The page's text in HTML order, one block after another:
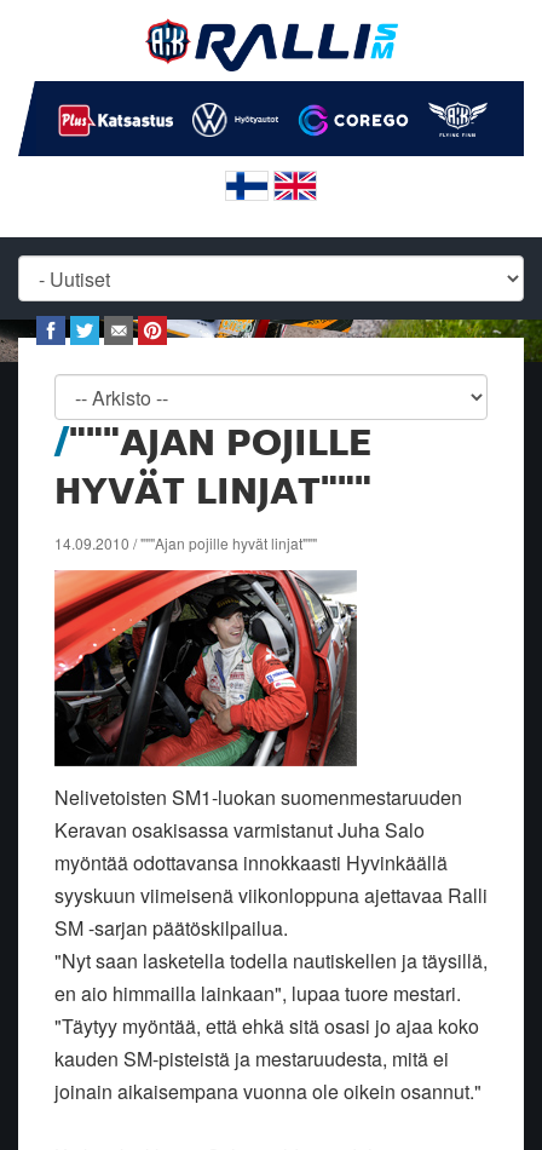
"""AJAN POJILLE
HYVÄT LINJAT"""
14.09.2010 / """Ajan pojille hyvät linjat"""
Nelivetoisten SM1-luokan suomenmestaruuden
Keravan osakisassa varmistanut Juha Salo
myöntää odottavansa innokkaasti Hyvinkäällä
syyskuun viimeisenä viikonloppuna ajettavaa Ralli
SM -sarjan päätöskilpailua.
"Nyt saan lasketella todella nautiskellen ja täysillä,
en aio himmailla lainkaan", lupaa tuore mestari.
"Täytyy myöntää, että ehkä sitä osasi jo ajaa koko
kauden SM-pisteistä ja mestaruudesta, mitä ei
joinain aikaisempana vuonna ole oikein osannut."